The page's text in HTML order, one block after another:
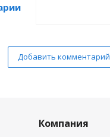
Добавить комментарий
Компания